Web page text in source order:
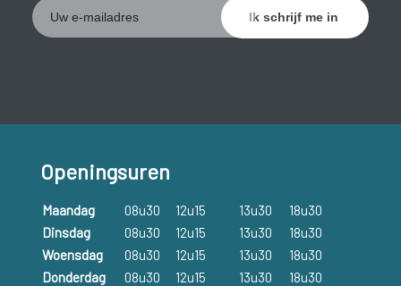
Openingsuren
Maandag 08u30 12u15 13u30
18u30
Dinsdag
08u30 12u15 13u30
18u30
Woensdag
08u30 12u15 13u30
18u30
Donderdag
08u30 12u15 13u30
18u30